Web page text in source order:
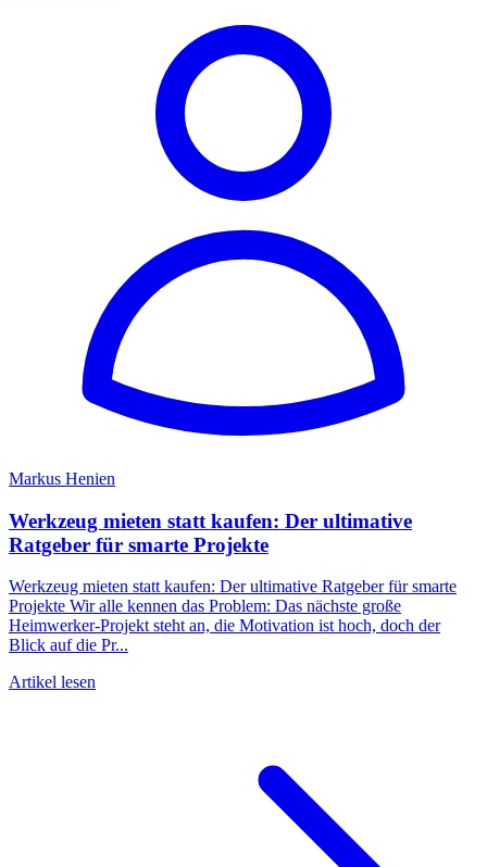
Markus Henien
Werkzeug mieten statt kaufen: Der ultimative
Ratgeber für smarte Projekte
Werkzeug mieten statt kaufen: Der ultimative Ratgeber für smarte
Projekte Wir alle kennen das Problem: Das nächste große
Heimwerker-Projekt steht an, die Motivation ist hoch, doch der
Blick auf die Pr...
Artikel lesen